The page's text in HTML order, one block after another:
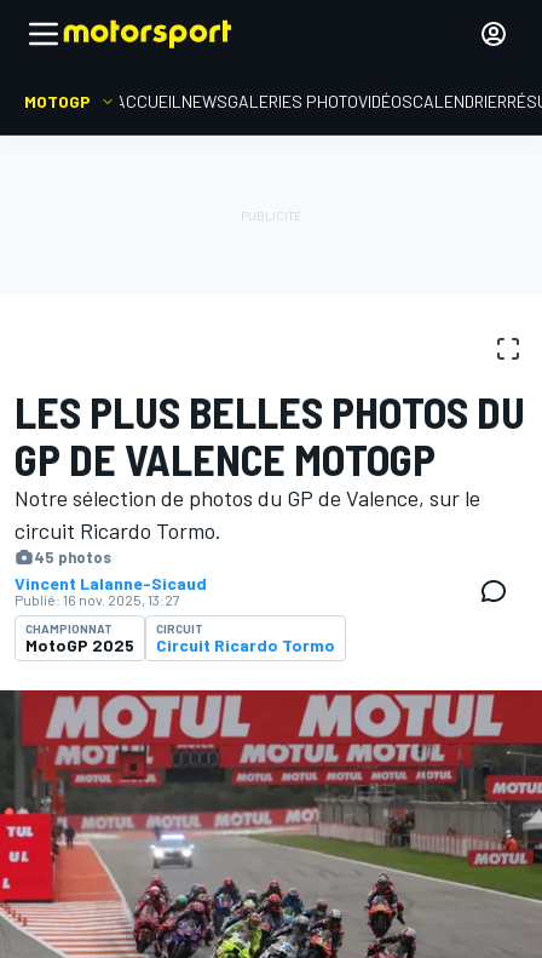
MOTOGP ACCUEIL NEWSGALERIES PHOTOVIDÉOSCALENDRIER
LES PLUS BELLES PHOTOS DU
GP DE VALENCE MOTOGP
Notre sélection de photos du GP de Valence, sur le
circuit Ricardo Tormo.
45 photos
Vincent Lalanne-Sicaud
Publié: 16 nov. 2025, 13:27
CHAMPIONNAT
MotoGP 2025
CIRCUIT
Circuit Ricardo Tormo